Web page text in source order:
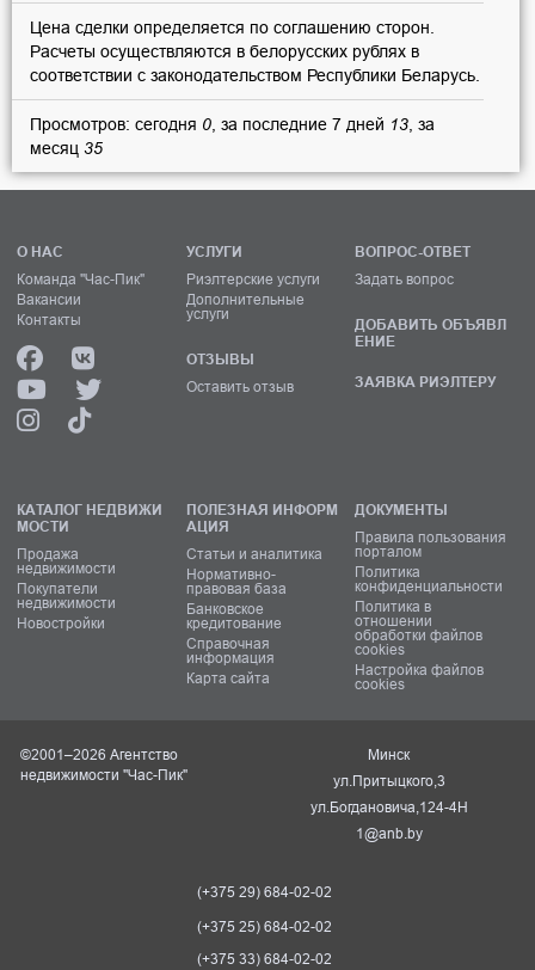
Цена сделки определяется по соглашению сторон.
Расчеты осуществляются в белорусских рублях в
соответствии с законодательством Республики Беларусь.
Просмотров: сегодня 0 , за последние 7 дней 13 , за
месяц 35
О НАС
Команда "Час-Пик"
Вакансии
Контакты
УСЛУГИ
Риэлтерские услуги
Дополнительные
услуги
ОТЗЫВЫ
Оставить отзыв
ВОПРОС-ОТВЕТ
Задать вопрос
ДОБАВИТЬ ОБЪЯВЛ
ЕНИЕ
ЗАЯВКА РИЭЛТЕРУ
КАТАЛОГ НЕДВИЖИ
МОСТИ
Продажа
недвижимости
Покупатели
недвижимости
Новостройки
ПОЛЕЗНАЯ ИНФОРМ
АЦИЯ
Статьи и аналитика
Нормативно-
правовая база
Банковское
кредитование
Справочная
информация
Карта сайта
ДОКУМЕНТЫ
Правила пользования
порталом
Политика
конфиденциальности
Политика в
отношении
обработки файлов
cookies
Настройка файлов
cookies
©2001–2026 Агентство
недвижимости "Час-Пик"
Минск
ул.Притыцкого,3
ул.Богдановича,124-4Н
1@anb.by
(+375 29) 684-02-02
(+375 25) 684-02-02
(+375 33) 684-02-02